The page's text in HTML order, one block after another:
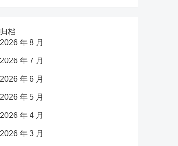
归档
2026 年 8 月
2026 年 7 月
2026 年 6 月
2026 年 5 月
2026 年 4 月
2026 年 3 月